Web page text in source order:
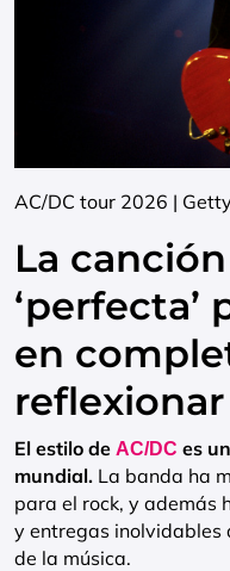
AC/DC tour 2026 |
La
‘perfecta’
en
reflexionar
El estilo de AC/DC es
mundial. La banda ha
para el rock, y además
y entregas
de la música.